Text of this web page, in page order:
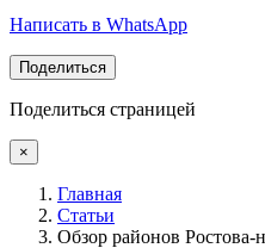
Написать в WhatsApp
Поделиться
Поделиться страницей
×
Главная
Статьи
Обзор районов